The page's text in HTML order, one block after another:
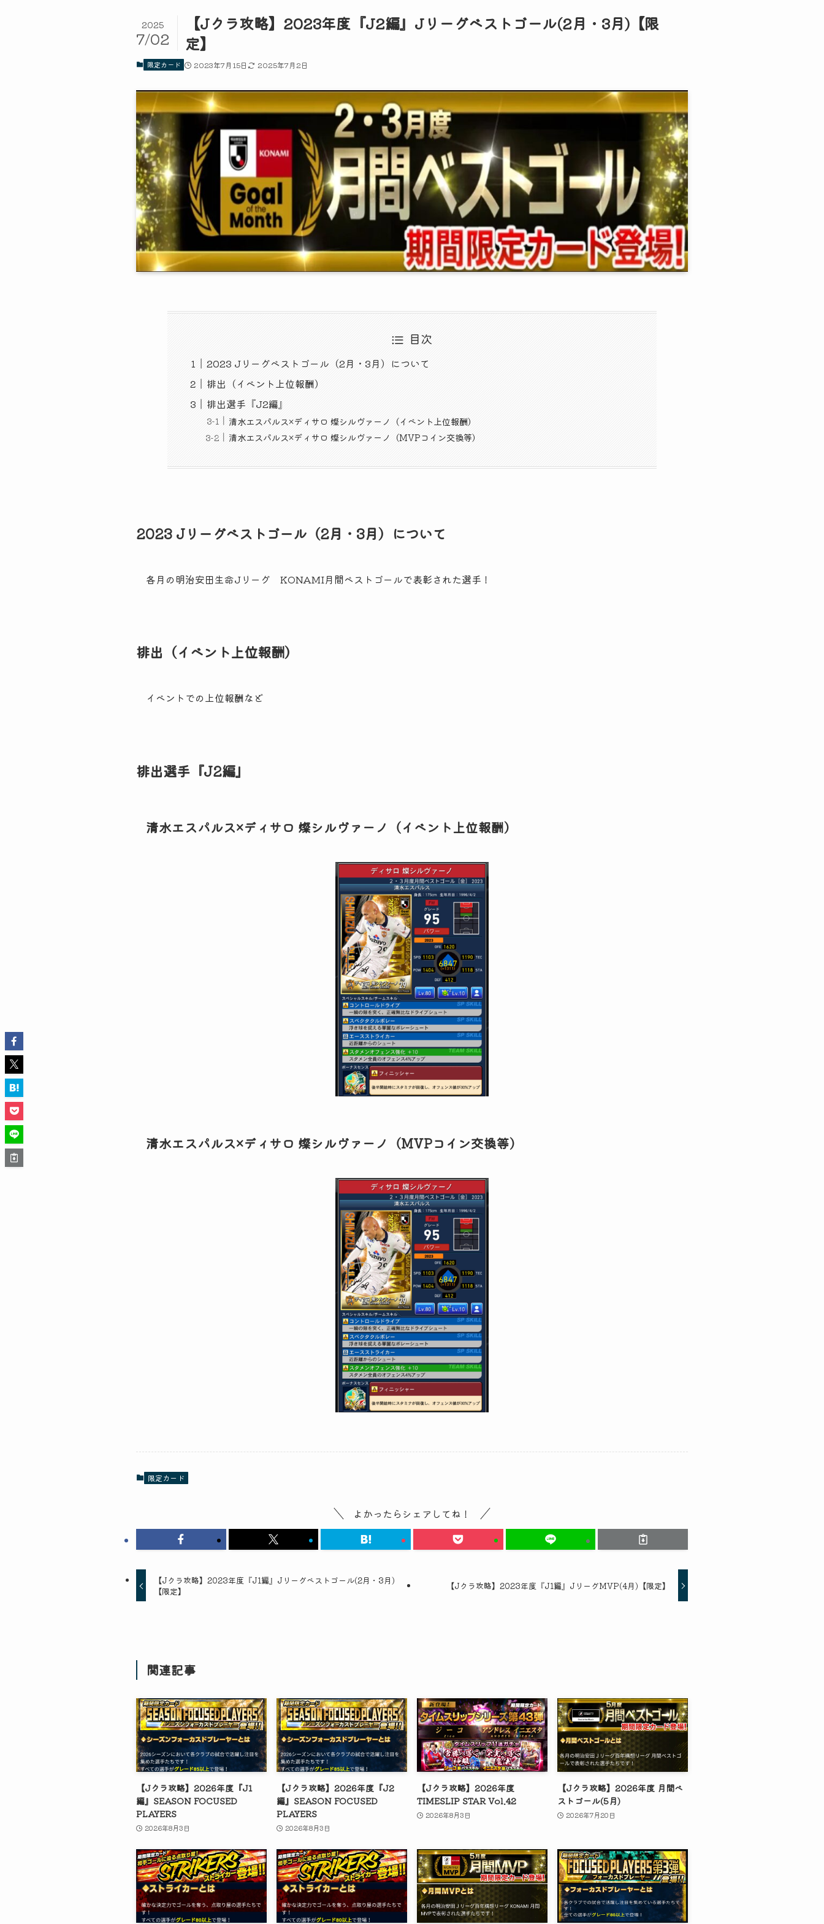
【Jクラ攻略】2023年度『J2編』Jリーグベストゴール(2月・3月)【限
定】
2025
7/02
限定カード 2023年7月15日 2025年7月2日
目次
2023 Jリーグベストゴール（2月・3月）について
排出（イベント上位報酬）
排出選手『J2編』
清水エスパルス×ディサロ 燦シルヴァーノ（イベント上位報酬）
清水エスパルス×ディサロ 燦シルヴァーノ（MVPコイン交換等）
2023 Jリーグベストゴール（2月・3月）について
各月の明治安田生命Jリーグ KONAMI月間ベストゴールで表彰された選手！
排出（イベント上位報酬）
イベントでの上位報酬など
排出選手『J2編』
清水エスパルス×ディサロ 燦シルヴァーノ（イベント上位報酬）
清水エスパルス×ディサロ 燦シルヴァーノ（MVPコイン交換等）
限定カード
よかったらシェアしてね！
【Jクラ攻略】2023年度『J1編』Jリーグベストゴール(2月・3月)
【限定】
【Jクラ攻略】2023年度『J1編』JリーグMVP(4月)【限定】
関連記事
【Jクラ攻略】2026年度『J1
編』SEASON FOCUSED
PLAYERS
2026年8月3日
【Jクラ攻略】2026年度『J2
編』SEASON FOCUSED
PLAYERS
2026年8月3日
【Jクラ攻略】2026年度
TIMESLIP STAR Vol.42
2026年8月3日
【Jクラ攻略】2026年度 月間ベ
ストゴール(5月)
2026年7月20日